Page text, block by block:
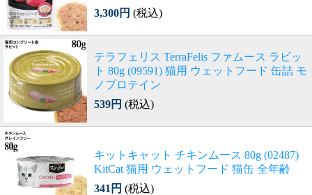
3,300円 (税込)
テラフェリス TerraFelis ファムース ラビッ
ト 80g (09591) 猫用 ウェットフード 缶詰 モ
ノプロテイン
539円 (税込)
キットキャット チキンムース 80g (02487)
KitCat 猫用 ウェットフード 猫缶 全年齢
341円 (税込)